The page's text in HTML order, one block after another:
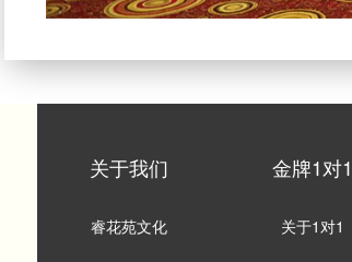
关于我们
睿花苑文化
金牌1对1
关于1对1